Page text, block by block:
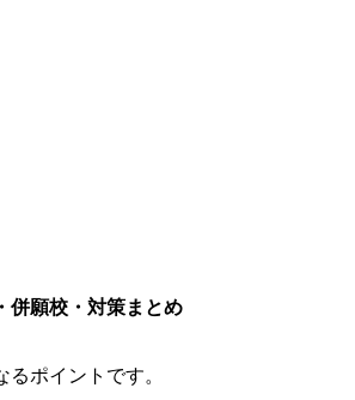
併願校・対策まとめ
ポイントです。